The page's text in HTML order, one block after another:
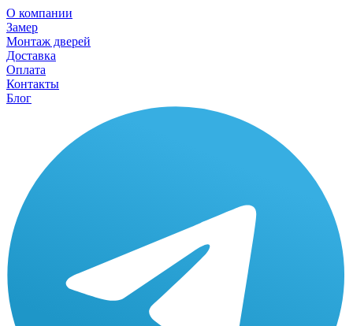
О компании
Замер
Монтаж дверей
Доставка
Оплата
Контакты
Блог